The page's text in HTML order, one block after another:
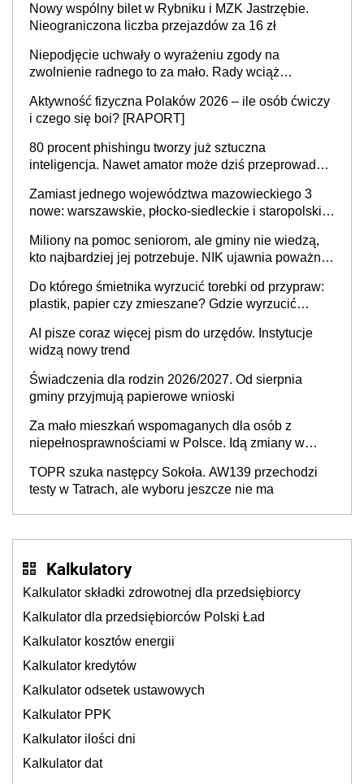
Nowy wspólny bilet w Rybniku i MZK Jastrzębie.
Nieograniczona liczba przejazdów za 16 zł
Niepodjęcie uchwały o wyrażeniu zgody na
zwolnienie radnego to za mało. Rady wciąż
sprawy
Aktywność fizyczna Polaków 2026 – ile osób ćwiczy
i czego się boi? [RAPORT]
80 procent phishingu tworzy już sztuczna
inteligencja. Nawet amator może dziś przeprowadzić
Zamiast jednego województwa mazowieckiego 3
nowe: warszawskie, płocko-siedleckie i staropolskie.
stołecznych
Miliony na pomoc seniorom, ale gminy nie wiedzą,
kto najbardziej jej potrzebuje. NIK ujawnia poważną
Do którego śmietnika wyrzucić torebki od przypraw:
plastik, papier czy zmieszane? Gdzie wyrzucić
AI pisze coraz więcej pism do urzędów. Instytucje
widzą nowy trend
Świadczenia dla rodzin 2026/2027. Od sierpnia
gminy przyjmują papierowe wnioski
Za mało mieszkań wspomaganych dla osób z
niepełnosprawnościami w Polsce. Idą zmiany w
TOPR szuka następcy Sokoła. AW139 przechodzi
testy w Tatrach, ale wyboru jeszcze nie ma
Kalkulatory
Kalkulator składki zdrowotnej dla przedsiębiorcy
Kalkulator dla przedsiębiorców Polski Ład
Kalkulator kosztów energii
Kalkulator kredytów
Kalkulator odsetek ustawowych
Kalkulator PPK
Kalkulator ilości dni
Kalkulator dat